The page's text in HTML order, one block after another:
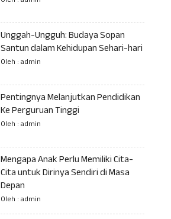
Unggah-Ungguh: Budaya Sopan
Santun dalam Kehidupan Sehari-hari
Oleh : admin
Pentingnya Melanjutkan Pendidikan
Ke Perguruan Tinggi
Oleh : admin
Mengapa Anak Perlu Memiliki Cita-
Cita untuk Dirinya Sendiri di Masa
Depan
Oleh : admin